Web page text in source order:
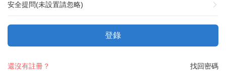
安全提問(未設置請忽略)
登錄
找回密碼
還沒有註冊？